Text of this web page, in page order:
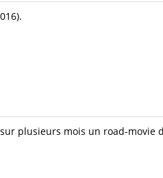
plusieurs mois un road-movie